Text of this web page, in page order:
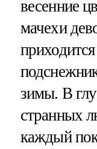
весенние
мачехи
зимы. В
странных
каждый